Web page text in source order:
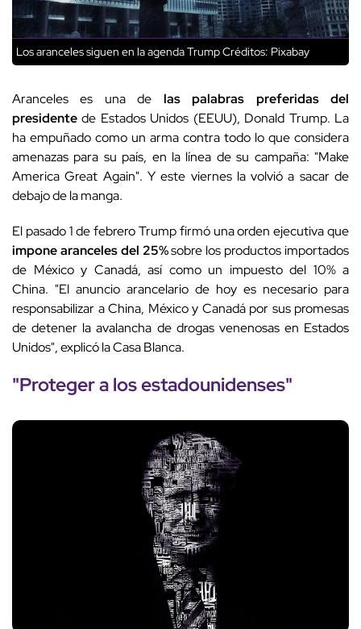
Los aranceles siguen en la agenda TrumpCréditos: Pixabay
Aranceles es una de las palabras preferidas del
presidente de Estados Unidos (EEUU), Donald Trump. La
ha empuñado como un arma contra todo lo que considera
amenazas para su país, en la línea de su campaña: "Make
America Great Again". Y este viernes la volvió a sacar de
debajo de la manga.
El pasado 1 de febrero Trump firmó una orden ejecutiva que
impone aranceles del 25%sobre los productos importados
de México y Canadá, así como un impuesto del 10% a
China. "El anuncio arancelario de hoy es necesario para
responsabilizar a China, México y Canadá por sus promesas
de detener la avalancha de drogas venenosas en Estados
Unidos", explicó la Casa Blanca.
"Proteger a los estadounidenses"